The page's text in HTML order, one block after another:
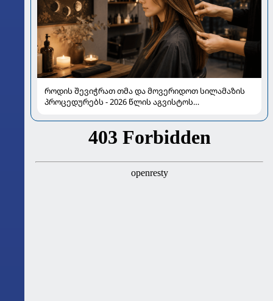
როდის შევიჭრათ თმა და მოვერიდოთ სილამაზის
პროცედურებს - 2026 წლის აგვისტოს